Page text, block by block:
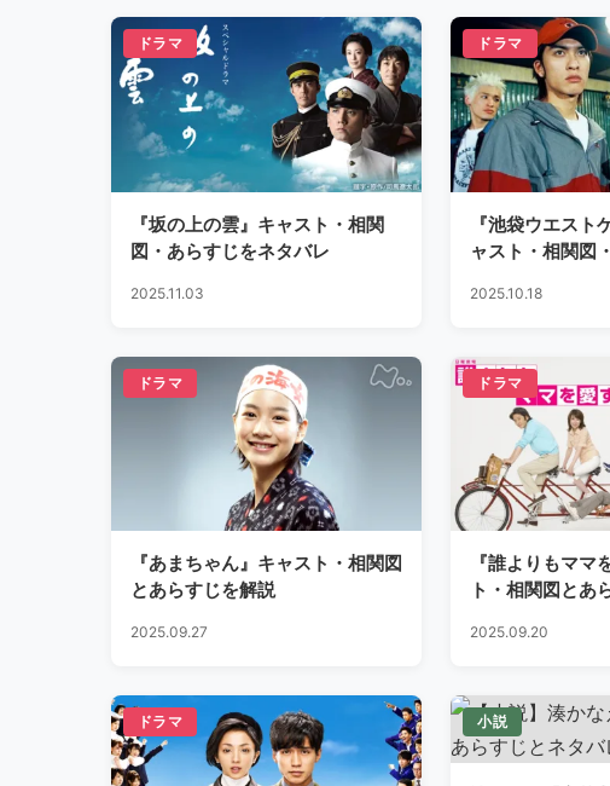
ドラマ
『坂の上の雲』キャスト・相関
図・あらすじをネタバレ
2025.11.03
ドラマ
『池袋ウエスト
ャスト・相関図
2025.10.18
ドラマ
『あまちゃん』キャスト・相関図
とあらすじを解説
2025.09.27
ドラマ
『誰よりもママ
ト・相関図とあ
2025.09.20
ドラマ 小説